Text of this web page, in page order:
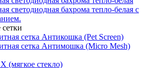
светодиодная бахрома тепло-белая с
сетка Антикошка (Pet Screen)
сетка Антимошка (Micro Mesh)
(мягкое стекло)